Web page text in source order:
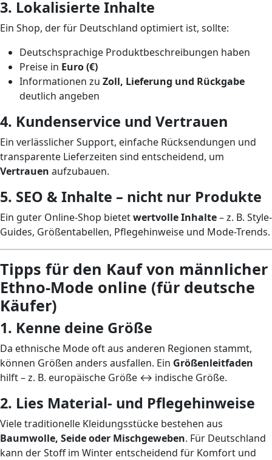
3. Lokalisierte Inhalte
Ein Shop, der für Deutschland optimiert ist, sollte:
Deutschsprachige Produktbeschreibungen haben
Preise in Euro (€)
Informationen zu Zoll, Lieferung und Rückgabe
deutlich angeben
4. Kundenservice und Vertrauen
Ein verlässlicher Support, einfache Rücksendungen und
transparente Lieferzeiten sind entscheidend, um
Vertrauen aufzubauen.
5. SEO & Inhalte – nicht nur Produkte
Ein guter Online-Shop bietetwertvolle Inhalte– z. B. Style-
Guides, Größentabellen, Pflegehinweise und Mode-Trends.
Tipps für den Kauf von männlicher
Ethno-Mode online (für deutsche
Käufer)
1. Kenne deine Größe
Da ethnische Mode oft aus anderen Regionen stammt,
können Größen anders ausfallen. Ein Größenleitfaden
hilft – z. B. europäische Größe ↔ indische Größe.
2. Lies Material- und Pflegehinweise
Viele traditionelle Kleidungsstücke bestehen aus
Baumwolle, Seide oder Mischgeweben. Für Deutschland
kann der Stoff im Winter entscheidend für Komfort und